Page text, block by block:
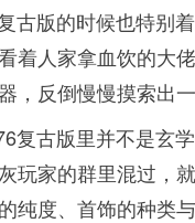
古版的时候也特别
着人家拿血饮的大
反倒慢慢摸索出一
复古版里并不是玄
玩家的群里混过，
纯度、首饰的种类